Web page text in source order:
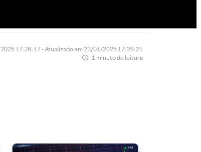
17:26:17 • Atualizado em 23/01/2025 17:26:21
1 minuto de leitura